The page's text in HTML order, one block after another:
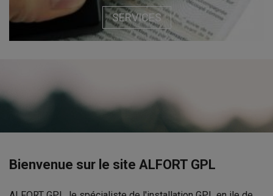
SERVICES
Bienvenue sur le site ALFORT GPL